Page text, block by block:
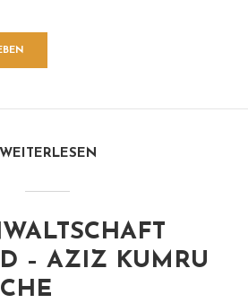
WEITERLESEN
– AZIZ KUMRU